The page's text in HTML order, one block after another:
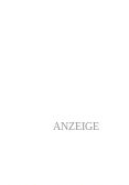
ANZEIGE